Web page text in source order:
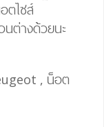
ตไซส์
นต่างด้วยนะ
, น็อต